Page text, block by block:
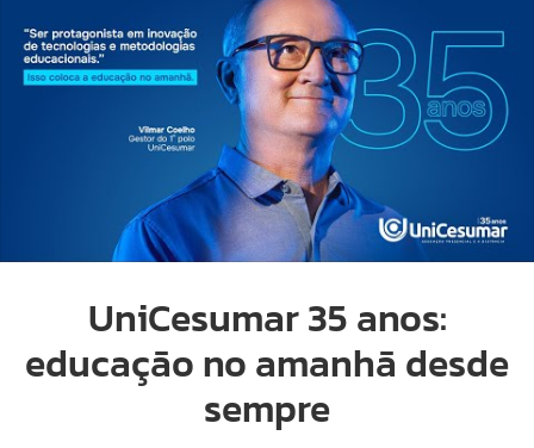
UniCesumar 35 anos:
educação no amanhã desde
sempre